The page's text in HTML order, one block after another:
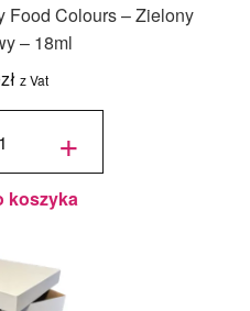
Food Colours – Zielony
– 18ml
zł z Vat
+
koszyka